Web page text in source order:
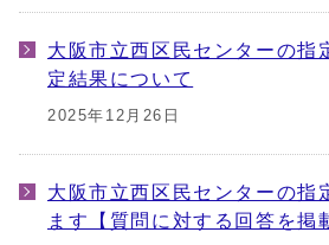
大阪市立西区民センターの指
定結果について
2025年12月26日
大阪市立西区民センターの指
ます【質問に対する回答を掲